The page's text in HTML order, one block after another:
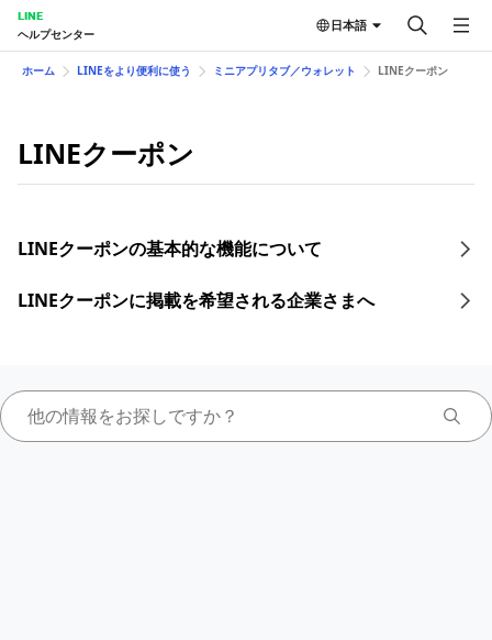
LINE
ヘルプセンター
日本語
ホーム LINEをより便利に使う ミニアプリタブ／ウォレット LINEクーポン
LINEクーポン
LINEクーポンの基本的な機能について
LINEクーポンに掲載を希望される企業さまへ